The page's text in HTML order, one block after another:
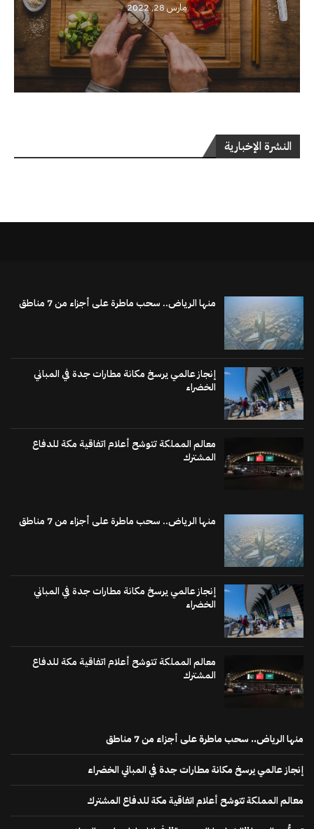
مارس 28, 2022
النشرة الإخبارية
منها الرياض.. سحب ماطرة على أجزاء من 7 مناطق
إنجاز عالمي يرسخ مكانة مطارات جدة في المباني
الخضراء
معالم المملكة تتوشح أعلام اتفاقية مكة للدفاع
المشترك
منها الرياض.. سحب ماطرة على أجزاء من 7 مناطق
إنجاز عالمي يرسخ مكانة مطارات جدة في المباني
الخضراء
معالم المملكة تتوشح أعلام اتفاقية مكة للدفاع
المشترك
منها الرياض.. سحب ماطرة على أجزاء من 7 مناطق
إنجاز عالمي يرسخ مكانة مطارات جدة في المباني الخضراء
معالم المملكة تتوشح أعلام اتفاقية مكة للدفاع المشترك